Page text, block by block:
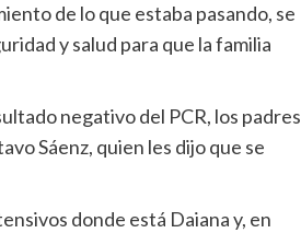
de lo que estaba pasando, se
y salud para que la familia
negativo del PCR, los padres
Sáenz, quien les dijo que se
donde está Daiana y, en